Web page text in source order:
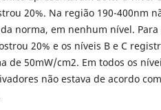
20%. Na região 190-400nm
norma, em nenhum nível.
20% e os níveis B e C
de 50mW/cm2. Em todos os
não estava de acordo